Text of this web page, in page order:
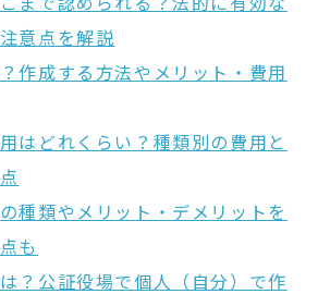
意点を解説
作成する方法やメリット・費用
はどれくらい？種類別の費用と
種類やメリット・デメリットを
も
？公証役場で個人（自分）で作